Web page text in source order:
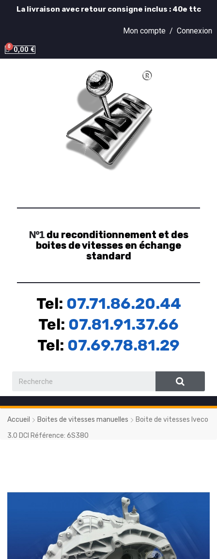
La livraison avec retour consigne inclus : 40e ttc
Mon compte / Connexion
0,00 €
Nº1du reconditionnement et des
boites de vitesses en échange
standard
Tel: 07.71.86.20.44
Tel: 07.81.91.37.66
Tel: 07.69.78.81.29
Accueil Boites de vitesses manuelles
Boite de vitesses Iveco
3.0 DCI Référence: 6S380